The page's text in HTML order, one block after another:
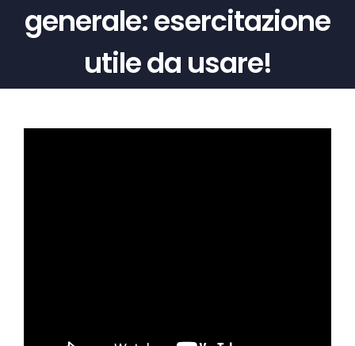
generale: esercitazione
utile da usare!